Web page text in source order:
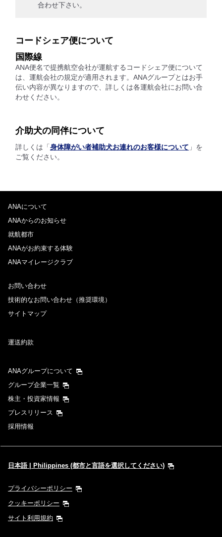
合わせ下さい。
コードシェア便について
国際線
ANA便名で提携航空会社が運航するコードシェア便について
は、運航会社の規定が適用されます。ANAグループとはお手
伝い内容が異なりますので、詳しくは各運航会社にお問い合
わせください。
介助犬の同伴について
詳しくは「 身体障がい者補助犬お連れのお客様について 」を
ご覧ください。
ANAについて
ANAからのお知らせ
就航都市
ANAがお約束する体験
ANAマイレージクラブ
お問い合わせ
技術的なお問い合わせ（推奨環境）
サイトマップ
運送約款
ANAグループについて
グループ企業一覧
株主・投資家情報
プレスリリース
採用情報
日本語 | Philippines (都市と言語を選択してください)
プライバシーポリシー
クッキーポリシー
サイト利用規約